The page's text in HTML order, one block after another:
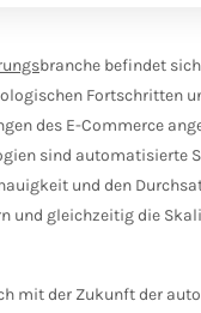
branche befindet
Fortschritten
des E-Commerce
sind automatisierte
und den
und gleichzeitig die
mit der Zukunft der